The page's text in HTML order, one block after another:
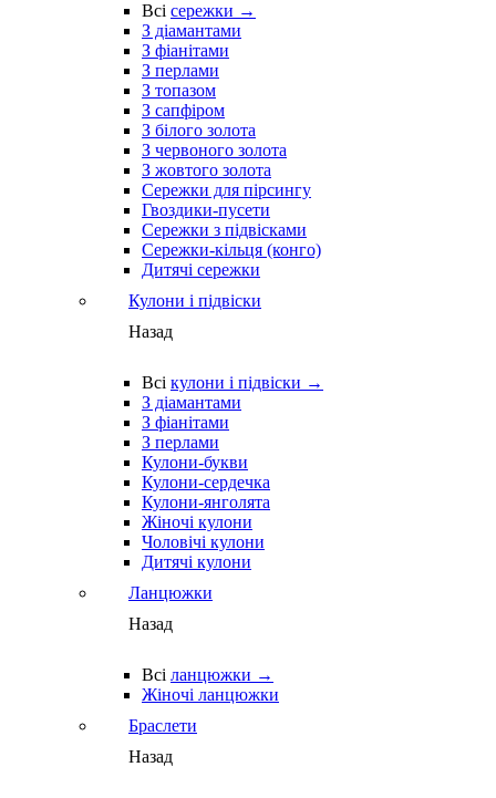
Всі сережки →
З діамантами
З фіанітами
З перлами
З топазом
З сапфіром
З білого золота
З червоного золота
З жовтого золота
Сережки для пірсингу
Гвоздики-пусети
Сережки з підвісками
Сережки-кільця (конго)
Дитячі сережки
Кулони і підвіски
Назад
Всі кулони і підвіски →
З діамантами
З фіанітами
З перлами
Кулони-букви
Кулони-сердечка
Кулони-янголята
Жіночі кулони
Чоловічі кулони
Дитячі кулони
Ланцюжки
Назад
Всі ланцюжки →
Жіночі ланцюжки
Браслети
Назад